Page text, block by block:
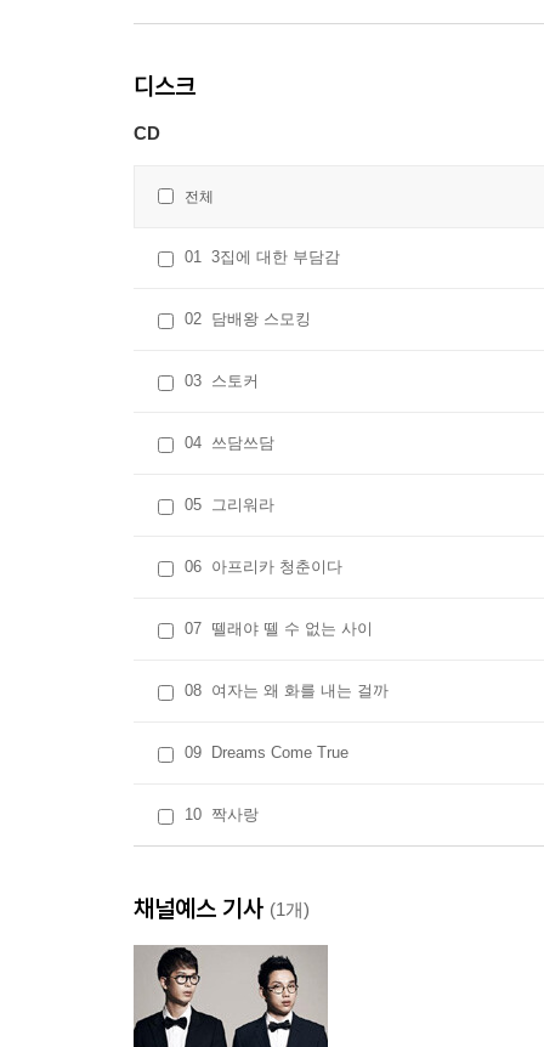
디스크
CD
전체
01 3집에 대한 부담감
02 담배왕 스모킹
03 스토커
04 쓰담쓰담
05 그리워라
06 아프리카 청춘이다
07 뗄래야 뗄 수 없는 사이
08 여자는 왜 화를 내는 걸까
09 Dreams Come True
10 짝사랑
채널예스 기사 (1개)